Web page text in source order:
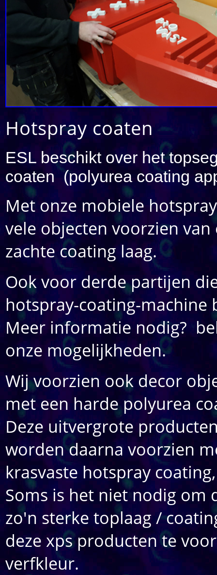
Hotspray coaten
ESL beschikt over het
coaten (polyurea coating
Met onze mobiele
vele objecten voorzien
zachte coating laag.
Ook voor derde partijen
hotspray-coating-machine
Meer informatie nodig?
onze mogelijkheden.
Wij voorzien ook decor
met een harde polyurea
Deze uitvergrote
worden daarna voorzien
krasvaste hotspray coating,
Soms is het niet nodig om
zo'n sterke toplaag /
deze xps producten te
verfkleur.